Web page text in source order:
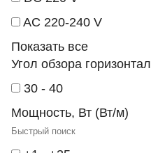
AC 220-240 V
Показать все
Угол обзора
30 - 40
Мощность, Вт (Вт/м)